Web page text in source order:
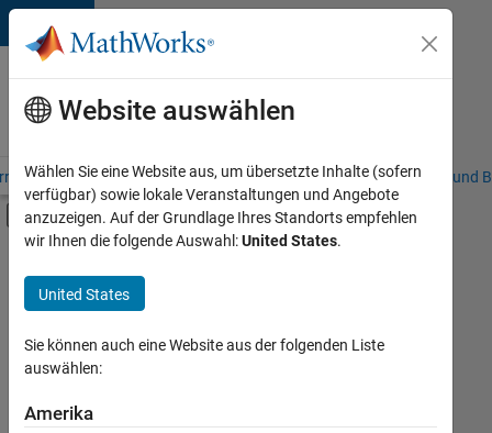
Weiter zum Inhalt
Karriere
bei
MathWorks
– Übersicht Stellensuche Niederlassungen Studierende und
Umschaltung für Off-Canvas-
Hauptinhalt
Business Applications and Tools
Globalisierung
Infrastructure and Architecture
Quality Engineering
Release Engineering
+8
Derzeit
Website auswählen
Wählen Sie eine Website aus, um übersetzte Inhalte (sofern
verfügbar) sowie lokale Veranstaltungen und Angebote
anzuzeigen. Auf der Grundlage Ihres Standorts empfehlen
wir Ihnen die folgende Auswahl:United States.
United States
Sie können auch eine Website aus der folgenden Liste
auswählen:
Amerika